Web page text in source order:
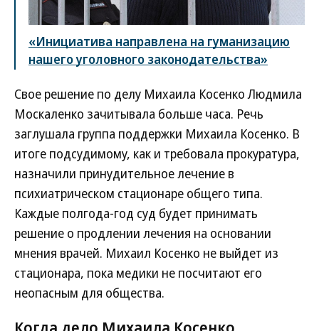
«Инициатива направлена на гуманизацию
нашего уголовного законодательства»
Свое решение по делу Михаила Косенко Людмила
Москаленко зачитывала больше часа. Речь
заглушала группа поддержки Михаила Косенко. В
итоге подсудимому, как и требовала прокуратура,
назначили принудительное лечение в
психиатрическом стационаре общего типа.
Каждые полгода-год суд будет принимать
решение о продлении лечения на основании
мнения врачей. Михаил Косенко не выйдет из
стационара, пока медики не посчитают его
неопасным для общества.
Когда дело Михаила Косенко